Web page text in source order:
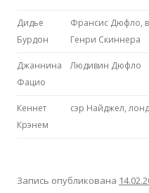
Дидье
Бурдон
Франсис Дюфло,
Генри Скиннера
Джаннина
Фацио
Людивин Дюфло
Кеннет
Крэнем
сэр Найджел,
Запись опубликована